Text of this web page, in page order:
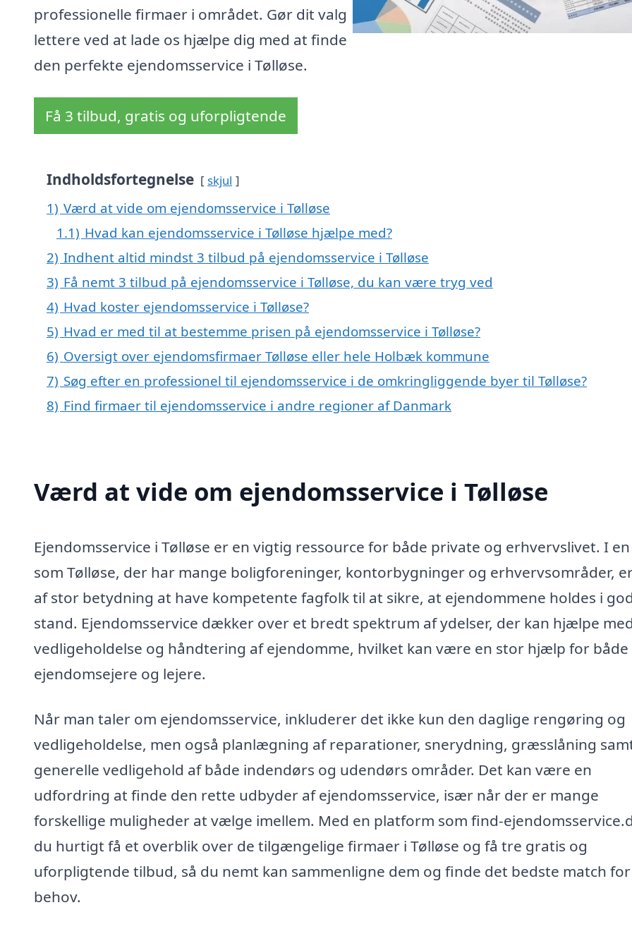
professionelle firmaer i området. Gør dit valg
lettere ved at lade os hjælpe dig med at finde
den perfekte ejendomsservice i Tølløse.
Få 3 tilbud, gratis og uforpligtende
Indholdsfortegnelse skjul
1) Værd at vide om ejendomsservice i Tølløse
1.1) Hvad kan ejendomsservice i Tølløse hjælpe med?
2) Indhent altid mindst 3 tilbud på ejendomsservice i Tølløse
3) Få nemt 3 tilbud på ejendomsservice i Tølløse, du kan være tryg ved
4) Hvad koster ejendomsservice i Tølløse?
5) Hvad er med til at bestemme prisen på ejendomsservice i Tølløse?
6) Oversigt over ejendomsfirmaer Tølløse eller hele Holbæk kommune
7) Søg efter en professionel til ejendomsservice i de omkringliggende byer til Tølløse?
8) Find firmaer til ejendomsservice i andre regioner af Danmark
Værd at vide om ejendomsservice i Tølløse
Ejendomsservice i Tølløse er en vigtig ressource for både private og erhvervslivet. I
som Tølløse, der har mange boligforeninger, kontorbygninger og erhvervsområder,
af stor betydning at have kompetente fagfolk til at sikre, at ejendommene holdes i
stand. Ejendomsservice dækker over et bredt spektrum af ydelser, der kan hjælpe
vedligeholdelse og håndtering af ejendomme, hvilket kan være en stor hjælp for både
ejendomsejere og lejere.
Når man taler om ejendomsservice, inkluderer det ikke kun den daglige rengøring og
vedligeholdelse, men også planlægning af reparationer, snerydning, græsslåning
generelle vedligehold af både indendørs og udendørs områder. Det kan være en
udfordring at finde den rette udbyder af ejendomsservice, især når der er mange
forskellige muligheder at vælge imellem. Med en platform som find-
du hurtigt få et overblik over de tilgængelige firmaer i Tølløse og få tre gratis og
uforpligtende tilbud, så du nemt kan sammenligne dem og finde det bedste match
behov.